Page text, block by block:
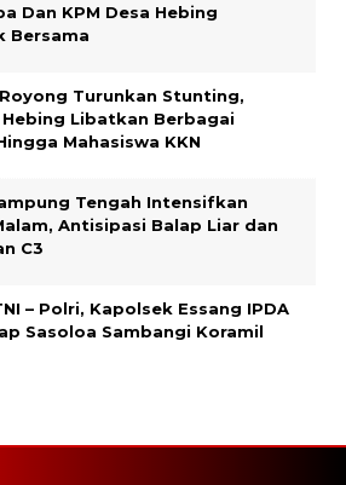
Dan KPM Desa Hebing
Bersama
Turunkan Stunting,
Hebing Libatkan Berbagai
Mahasiswa KKN
Tengah Intensifkan
Antisipasi Balap Liar dan
C3
– Polri, Kapolsek Essang IPDA
Sasoloa Sambangi Koramil